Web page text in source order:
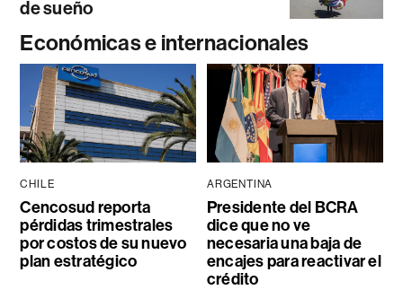
de sueño
Económicas e internacionales
CHILE
Cencosud reporta
pérdidas trimestrales
por costos de su nuevo
plan estratégico
ARGENTINA
Presidente del BCRA
dice que no ve
necesaria una baja de
encajes para reactivar el
crédito